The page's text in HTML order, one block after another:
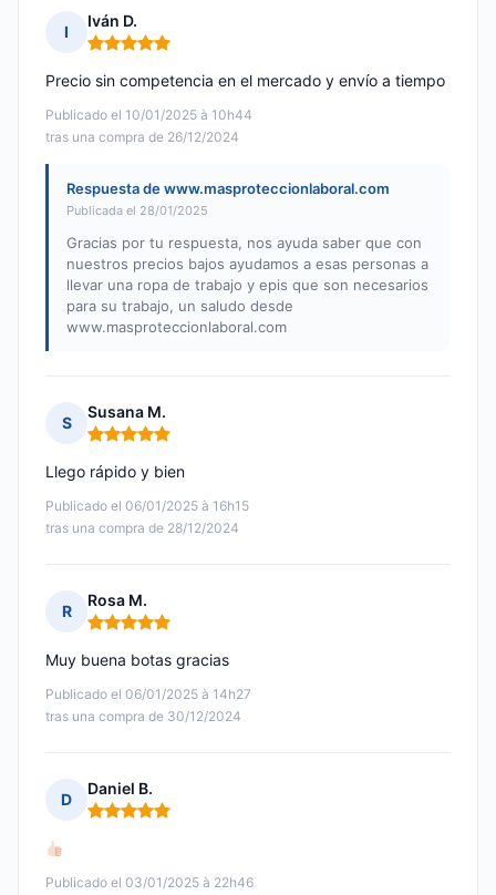
I
Iván D.
Nota: 5 de 5
Publicado el 10/01/2025 à 10h44
tras una compra de 26/12/2024
Precio sin competencia en el mercado y envío a tiempo
Respuesta de www.masproteccionlaboral.com
Publicada el 28/01/2025
Gracias por tu respuesta, nos ayuda saber que con
nuestros precios bajos ayudamos a esas personas a
llevar una ropa de trabajo y epis que son necesarios
para su trabajo, un saludo desde
www.masproteccionlaboral.com
S
Susana M.
Nota: 5 de 5
Publicado el 06/01/2025 à 16h15
tras una compra de 28/12/2024
Llego rápido y bien
R
Rosa M.
Nota: 5 de 5
Publicado el 06/01/2025 à 14h27
tras una compra de 30/12/2024
Muy buena botas gracias
D
Daniel B.
Nota: 5 de 5
Publicado el 03/01/2025 à 22h46